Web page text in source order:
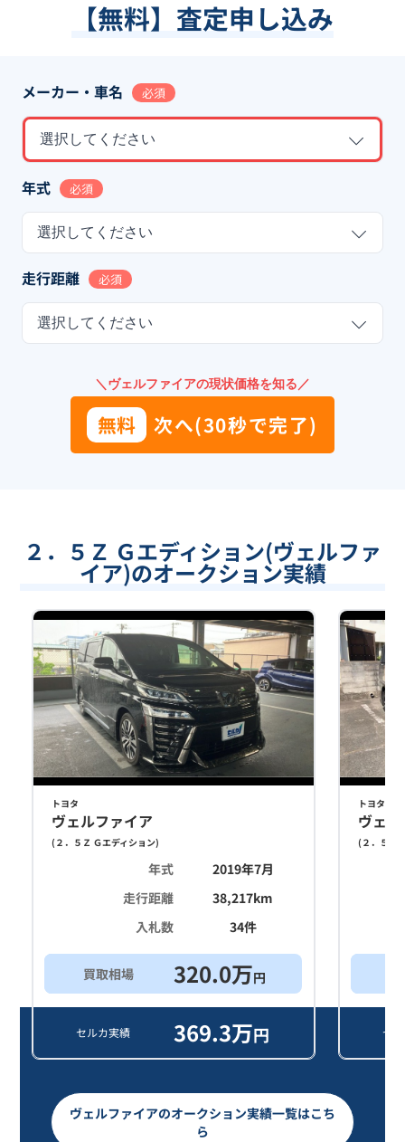
【無料】査定申し込み
メーカー・車名 必須
選択してください
年式 必須
選択してください
走行距離 必須
選択してください
＼ヴェルファイアの現状価格を知る／
無料 次へ(30秒で完了)
２．５Ｚ Ｇエディション(ヴェルファ
イア)のオークション実績
トヨタ
ヴェルファイア
( ２．５Ｚ Ｇエディション)
年式
2019年7月
走行距離
38,217km
入札数
34件
買取相場 320.0万円
セルカ実績 369.3万円
トヨタ
ヴェ
( ２．５Ｚ
セ
ヴェルファイアのオークション実績一覧はこち
ら